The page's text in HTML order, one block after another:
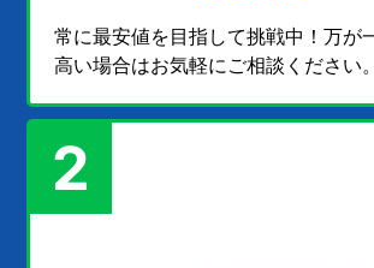
常に最安値を目指して挑戦中！万が
高い場合はお気軽にご相談ください。
2